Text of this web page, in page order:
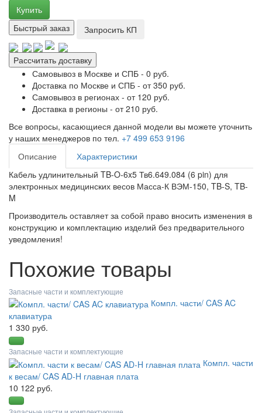
Купить
Быстрый заказ
Запросить КП
Рассчитать доставку
Самовывоз в Москве и СПБ - 0 руб.
Доставка по Москве и СПБ - от 350 руб.
Самовывоз в регионах - от 120 руб.
Доставка в регионы - от 210 руб.
Все вопросы, касающиеся данной модели вы можете уточнить
у наших менеджеров по тел. +7 499 653 9196
Описание
Характеристики
Кабель удлинительный TB-O-6x5 Тв6.649.084 (6 pin) для
электронных медицинских весов Масса-К ВЭМ-150, TB-S, TB-
M
Производитель оставляет за собой право вносить изменения в
конструкцию и комплектацию изделий без предварительного
уведомления!
Похожие товары
Запасные части и комплектующие
Компл. части/ CAS AC
клавиатура
1 330 руб.
Запасные части и комплектующие
Компл. части
к весам/ CAS AD-H главная плата
10 122 руб.